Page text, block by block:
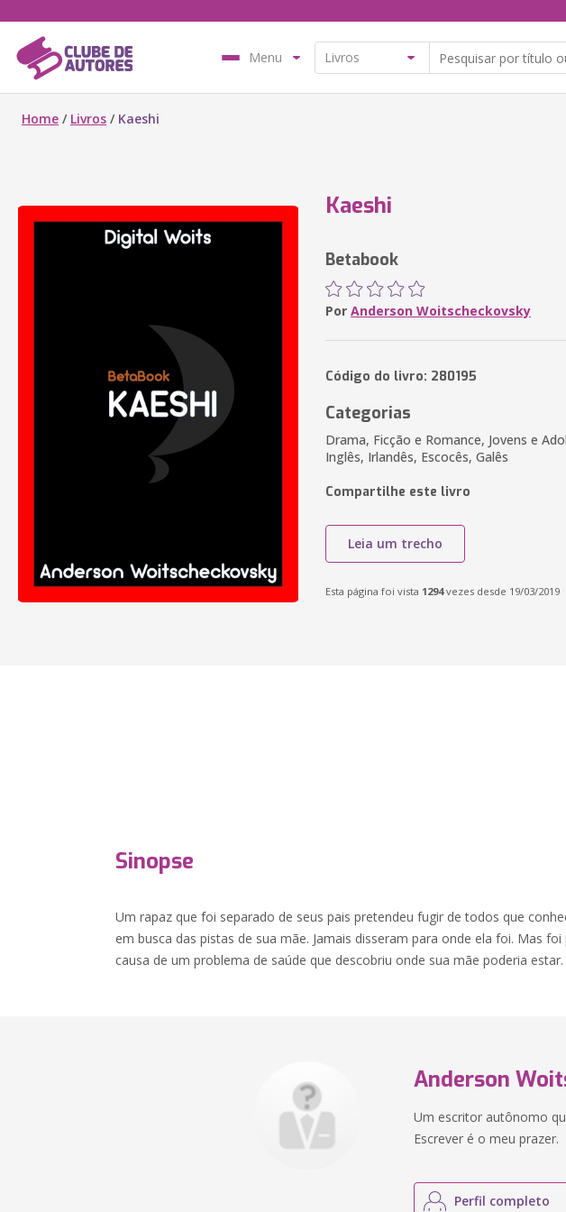
Menu
Home / Livros / Kaeshi
Kaeshi
Betabook
Por Anderson Woitscheckovsky
Código do livro: 280195
Categorias
Drama, Ficção e Romance, Jovens e
Inglês, Irlandês, Escocês, Galês
Compartilhe este livro
Leia um trecho
Esta página foi vista 1294vezes desde 19/03/2019
Sinopse
Um rapaz que foi separado de seus pais pretendeu fugir de todos que
em busca das pistas de sua mãe. Jamais disseram para onde ela foi. Mas foi
causa de um problema de saúde que descobriu onde sua mãe poderia estar.
Anderson
Um escritor autônomo
Escrever é o meu prazer.
Perfil completo